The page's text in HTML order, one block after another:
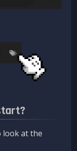
look at the